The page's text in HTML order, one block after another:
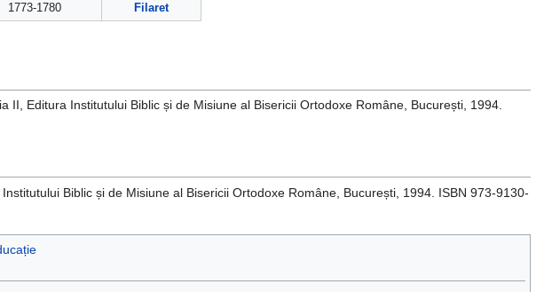
1773-1780
Filaret
II, Editura Institutului Biblic și de Misiune al Bisericii Ortodoxe Române, București, 1994.
Biblic și de Misiune al Bisericii Ortodoxe Române, București, 1994. ISBN 973-9130-